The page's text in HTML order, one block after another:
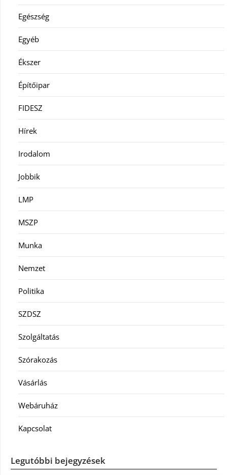
Egészség
Egyéb
Ékszer
Építőipar
FIDESZ
Hírek
Irodalom
Jobbik
LMP
MSZP
Munka
Nemzet
Politika
SZDSZ
Szolgáltatás
Szórakozás
Vásárlás
Webáruház
Kapcsolat
Legutóbbi bejegyzések